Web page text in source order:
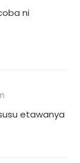
ni
etawanya